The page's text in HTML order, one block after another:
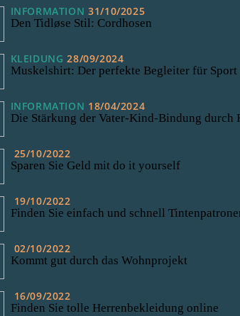
INFORMATION 31/10/2025
Den Tidløse Stil: Cordhosen
KLEIDUNG 28/09/2024
Muskelshirt: Der perfekte Begleiter für Sport
INFORMATION 18/04/2024
Die Stärkung der Vater-Kind-Bindung durch
25/10/2022
Sparen Sie Geld mit do it yourself
19/10/2022
Finden Sie einfach und schnell
02/10/2022
Kommt gut durch das Wohnprojekt
16/09/2022
Finden Sie tolle Herrenbekleidung online